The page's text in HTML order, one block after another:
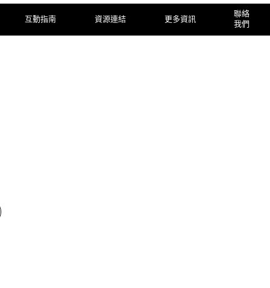
互動指南 資源連結 更多資訊
聯絡
我們